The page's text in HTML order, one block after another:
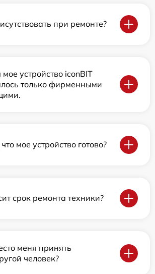
при ремонте?
устройство iconBIT
только фирменными
мое устройство готово?
срок ремонта техники?
меня принять
человек?